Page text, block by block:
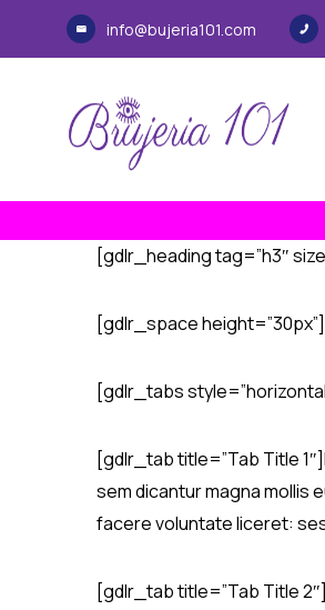
info@bujeria101.com
[gdlr_heading tag=”h3″
[gdlr_space height=”30px”]
[gdlr_tabs
[gdlr_tab title=”Tab Title
sem dicantur magna mollis
facere voluntate liceret:
[gdlr_tab title=”Tab Title